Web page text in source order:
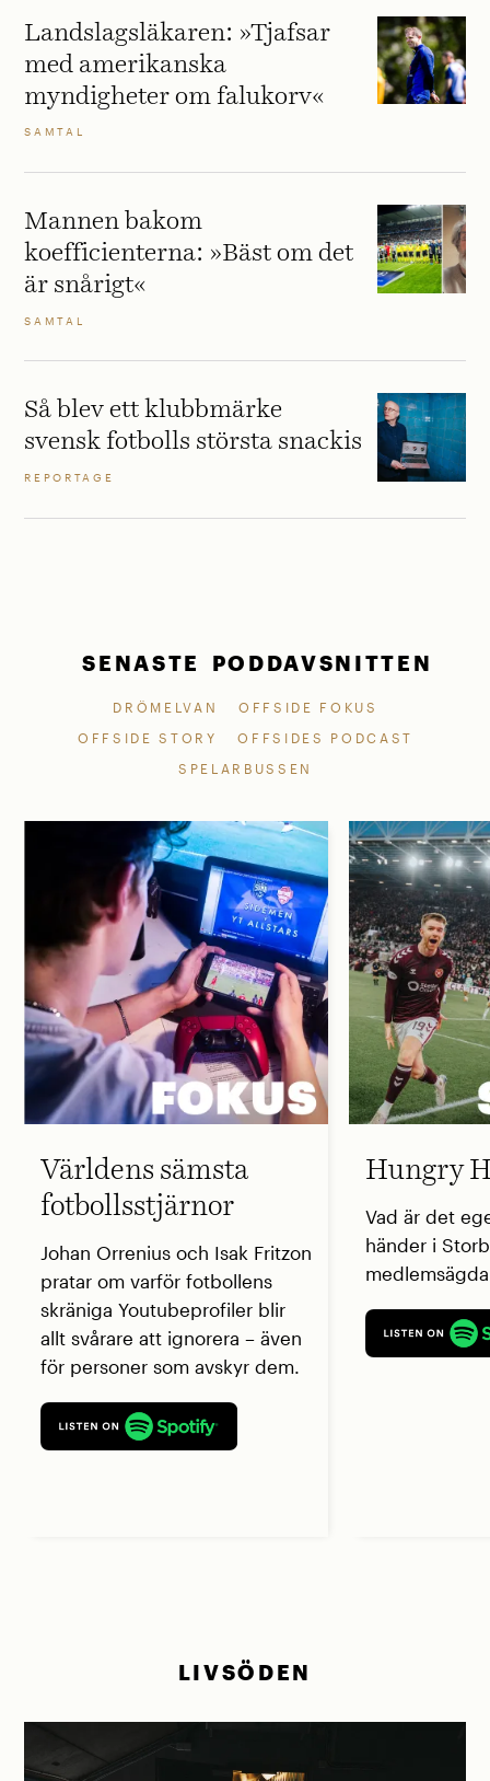
Landslagsläkaren: »Tjafsar
med amerikanska
myndigheter om falukorv«
SAMTAL
Mannen bakom
koefficienterna: »Bäst om det
är snårigt«
SAMTAL
Så blev ett klubbmärke
svensk fotbolls största snackis
REPORTAGE
SENASTE PODDAVSNITTEN
DRÖMELVAN
OFFSIDE FOKUS
OFFSIDE STORY
OFFSIDES PODCAST
SPELARBUSSEN
Världens sämsta
fotbollsstjärnor
Johan Orrenius och Isak Fritzon
pratar om varför fotbollens
skräniga Youtubeprofiler blir
allt svårare att ignorera – även
för personer som avskyr dem.
Hungry
Vad är det
händer i
LIVSÖDEN